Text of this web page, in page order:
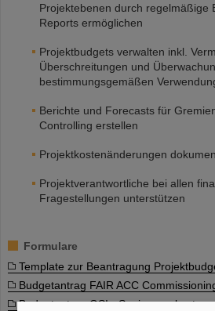
Projektebenen durch regelmäßige
Reports ermöglichen
Projektbudgets verwalten inkl.
Überschreitungen und
bestimmungsgemäßen
Berichte und Forecasts für
Controlling erstellen
Projektkostenänderungen
Projektverantwortliche bei allen
Fragestellungen unterstützen
Formulare
Template zur Beantragung
Budgetantrag FAIR ACC
Budgetantrag GSI - Sanierungskosten